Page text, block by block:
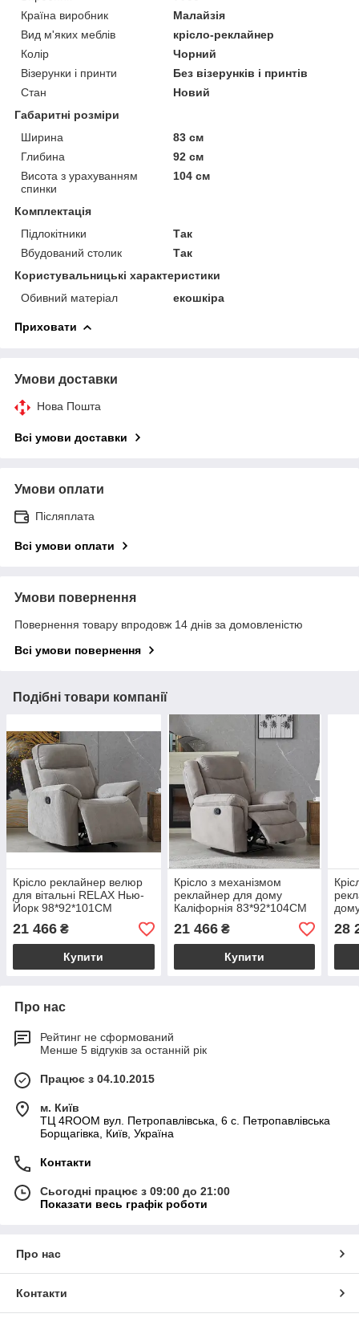
Країна виробник
Малайзія
Вид м'яких меблів
крісло-реклайнер
Колір
Чорний
Візерунки і принти
Без візерунків і принтів
Стан
Новий
Габаритні розміри
Ширина
83 см
Глибина
92 см
Висота з урахуванням
спинки
104 см
Комплектація
Підлокітники
Так
Вбудований столик
Так
Користувальницькі характеристики
Обивний матеріал
екошкіра
Приховати
Умови доставки
Нова Пошта
Всі умови доставки
Умови оплати
Післяплата
Всі умови оплати
Умови повернення
Повернення товару впродовж 14 днів за домовленістю
Всі умови повернення
Подібні товари компанії
Крісло реклайнер велюр
для вітальні RELAX Нью-
Йорк 98*92*101CM
21 466 ₴
Купити
Крісло з механізмом
реклайнер для дому
Каліфорнія 83*92*104CM
21 466₴
Купити
28
Про нас
Рейтинг не сформований
Менше 5 відгуків за останній рік
Працює з 04.10.2015
м. Київ
ТЦ 4ROOM вул. Петропавлівська, 6 с. Петропавлівська
Борщагівка, Київ, Україна
Контакти
Сьогодні працює з 09:00 до 21:00
Показати весь графік роботи
Про нас
Контакти